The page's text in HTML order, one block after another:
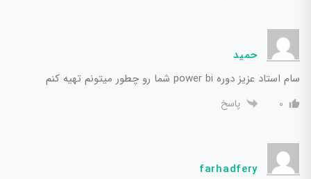
حمید
سام استاد عزیز دوره power bi شما رو چطور میتونم تهیه کنم
0 پاسخ
farhadfery